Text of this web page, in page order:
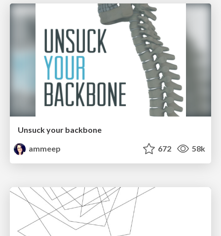
Unsuck your backbone
ammeep
672 58k